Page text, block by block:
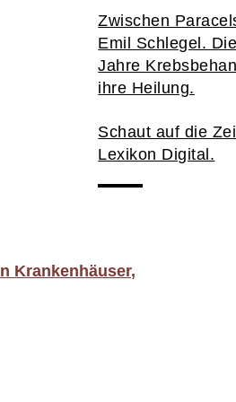
Zwischen
Emil Schlegel.
Jahre
ihre Heilung.
Schaut auf die
Lexikon Digital.
Krankenhäuser,